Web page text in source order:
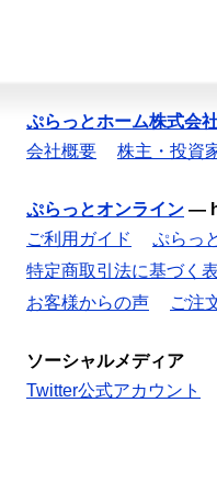
ぷらっとホーム株式会
会社概要
株主・投資
ぷらっとオンライン —
ご利用ガイド
ぷらっ
特定商取引法に基づく
お客様からの声
ご注
ソーシャルメディア
Twitter公式アカウント